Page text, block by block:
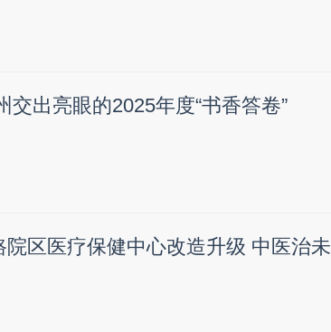
交出亮眼的2025年度“书香答卷”
区医疗保健中心改造升级 中医治未